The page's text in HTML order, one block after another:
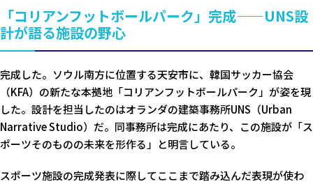
「コリアンフットボールパーク」完成——UNS設
計が語る施設の野心
完成した。ソウル南方に位置する天安市に、韓国サッカー協会
（KFA）の新たな本拠地「コリアンフットボールパーク」が姿を現
した。設計を担当したのはオランダの建築事務所UNS（Urban
Narrative Studio）だ。同事務所は完成にあたり、この施設が「ス
ポーツそのものの未来を形作る」と明言している。
スポーツ施設の完成発表に際してここまで踏み込んだ表現が使わ